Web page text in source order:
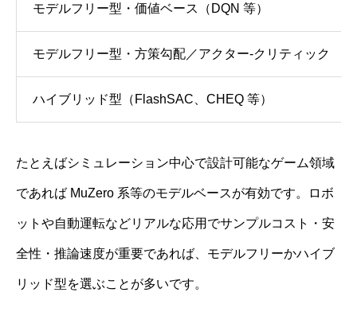
モデルフリー型・価値ベース（DQN 等）
モデルフリー型・方策勾配／アクター‐クリティック
ハイブリッド型（FlashSAC、CHEQ 等）
たとえばシミュレーション中心で設計可能なゲーム領域
であれば MuZero 系等のモデルベースが有効です。ロボ
ットや自動運転などリアルな応用でサンプルコスト・安
全性・推論速度が重要であれば、モデルフリーかハイブ
リッド型を選ぶことが多いです。